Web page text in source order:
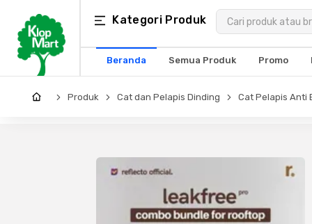
Kategori Produk
Beranda Semua Produk Promo
Kategori
Produk
Arsitektur
Produk Cat dan Pelapis Dinding Cat Pelapis Anti